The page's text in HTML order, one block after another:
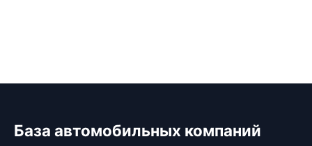
База автомобильных компаний